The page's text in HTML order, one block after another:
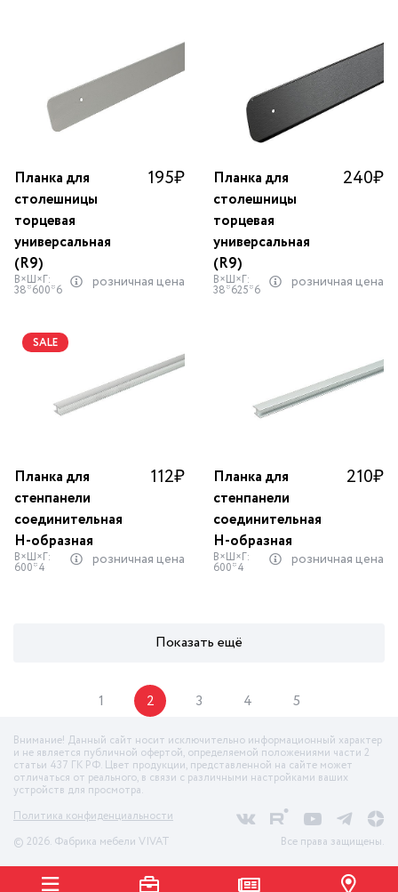
Планка для
столешницы
торцевая
универсальная
(R9)
195₽
В×Ш×Г:
38*600*6 розничная цена
Планка для
столешницы
торцевая
универсальная
(R9)
240₽
В×Ш×Г:
38*625*6 розничная цена
Планка для
стенпанели
соединительная
Н-образная
112₽
В×Ш×Г:
600*4 розничная цена
SALE
Планка для
стенпанели
соединительная
Н-образная
210₽
В×Ш×Г:
600*4 розничная цена
Показать ещё
1 2 3 4 5
Внимание! Данный сайт носит исключительно информационный характер
и не является публичной офертой, определяемой положениями части 2
статьи 437 ГК РФ. Цвет продукции, представленной на сайте может
отличаться от реального, в связи с различными настройками ваших
устройств для просмотра.
Политика конфиденциальности
© 2026. Фабрика мебели VIVAT
Все права защищены.